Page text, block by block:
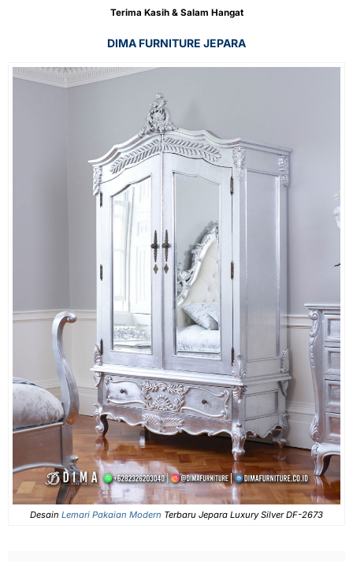
Terima Kasih & Salam Hangat
DIMA FURNITURE JEPARA
Desain Lemari Pakaian Modern Terbaru Jepara Luxury Silver DF-2673